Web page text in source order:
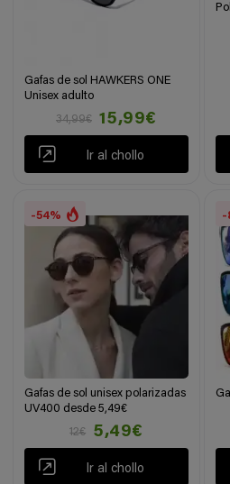
Gafas de sol HAWKERS ONE
Unisex adulto
34,99€
15,99€
Ir al chollo
-54%
Gafas de sol unisex polarizadas
UV400 desde 5,49€
12€
5,49€
Ir al chollo
-